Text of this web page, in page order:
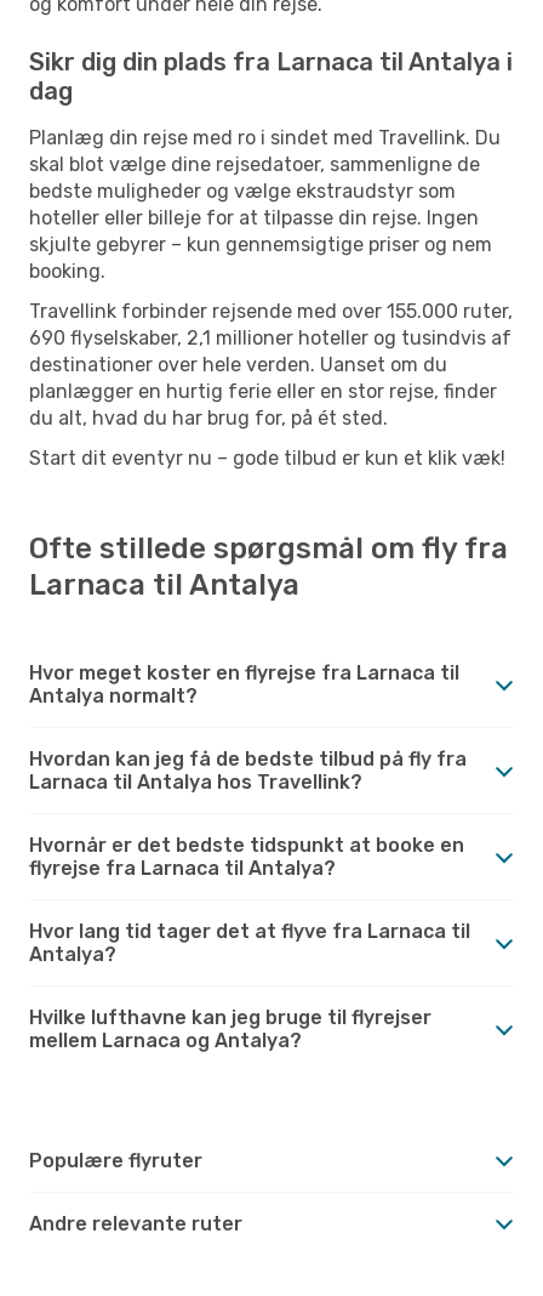
Sikr dig din plads fra Larnaca til Antalya i
dag
Planlæg din rejse med ro i sindet med Travellink. Du
skal blot vælge dine rejsedatoer, sammenligne de
bedste muligheder og vælge ekstraudstyr som
hoteller eller billeje for at tilpasse din rejse. Ingen
skjulte gebyrer – kun gennemsigtige priser og nem
booking.
Travellink forbinder rejsende med over 155.000 ruter,
690 flyselskaber, 2,1 millioner hoteller og tusindvis af
destinationer over hele verden. Uanset om du
planlægger en hurtig ferie eller en stor rejse, finder
du alt, hvad du har brug for, på ét sted.
Start dit eventyr nu – gode tilbud er kun et klik væk!
Ofte stillede spørgsmål om fly fra
Larnaca til Antalya
Hvor meget koster en flyrejse fra Larnaca til
Antalya normalt?
Hvordan kan jeg få de bedste tilbud på fly fra
Larnaca til Antalya hos Travellink?
Hvornår er det bedste tidspunkt at booke en
flyrejse fra Larnaca til Antalya?
Hvor lang tid tager det at flyve fra Larnaca til
Antalya?
Hvilke lufthavne kan jeg bruge til flyrejser
mellem Larnaca og Antalya?
Populære flyruter
Andre relevante ruter